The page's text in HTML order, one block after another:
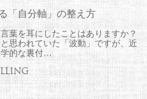
「自分軸」の整え方
葉を耳にしたことはありますか？
思われていた「波動」ですが、近
学的な裏付…